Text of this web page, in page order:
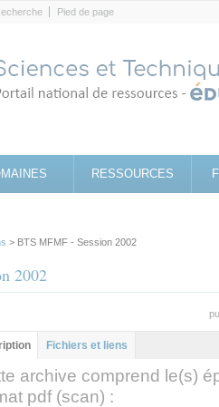
Pied de page
RESSOURCES
> BTS MFMF - Session 2002
2002
principal
(onglet
actif)
Fichiers et liens
archive comprend le(s)
pdf (scan) :